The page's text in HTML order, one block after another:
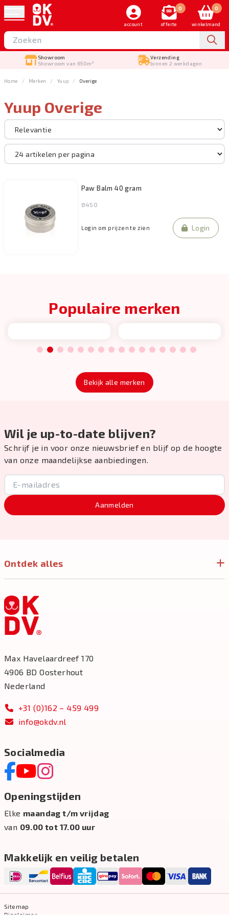
account
0
offerte
0
winkelmand
Showroom
Showroom van 650m²
Verzending
binnen 2 werkdagen
Home Merken Yuup Overige
Sorteer op
Yuup
Yuup Overige
Paw Balm 40 gram
8450
Login om prijzen te zien Login
Populaire merken
1 2 3 4 5 6 7 8 9 10 11 12 13 14 15 16
Bekijk alle merken
Wil je up-to-date blijven?
Schrijf je in voor onze nieuwsbrief en blijf op de hoogte
van onze maandelijkse aanbiedingen.
Aanmelden
Ontdek alles
Max Havelaardreef 170
4906 BD Oosterhout
Nederland
+31 (0)162 – 459 499
info@okdv.nl
Socialmedia
Openingstijden
Elke maandag t/m vrijdag
van 09.00 tot 17.00 uur
Makkelijk en veilig betalen
Sitemap
Disclaimer